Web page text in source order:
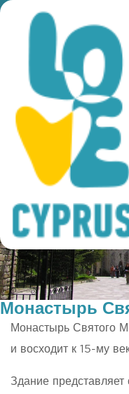
You are here: Home »
и Религия
Монастырь Святого Мины
Монастырь
Монастырь Святого
и восходит к 15-му
Здание представляет